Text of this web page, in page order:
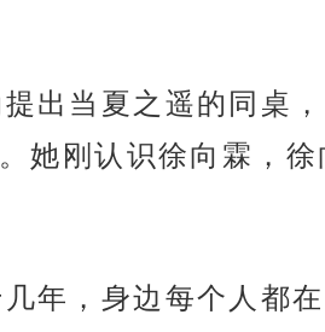
出当夏之遥的同桌
她刚认识徐向霖，
年，身边每个人都